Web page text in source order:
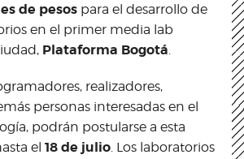
de pesos para el desarrollo de
en el primer media lab
Plataforma Bogotá.
realizadores,
personas interesadas en el
podrán postularse a esta
el 18 de julio. Los laboratorios